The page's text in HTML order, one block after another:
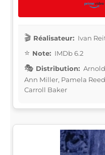
Réalisateur: Ivan
Note: IMDb 6.2
Distribution:
Ann Miller, Pamela
Carroll Baker